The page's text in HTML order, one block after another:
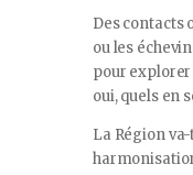
Des contacts
ou les
pour
oui, quels en
La Région